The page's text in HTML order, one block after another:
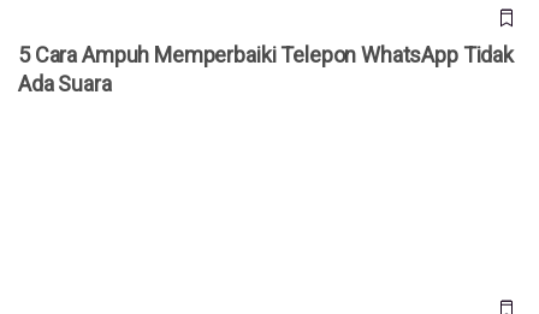
5 Cara Ampuh Memperbaiki Telepon WhatsApp Tidak
Ada Suara